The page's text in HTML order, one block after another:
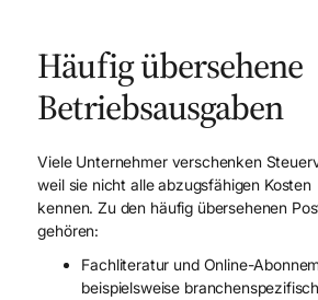
Häufig übersehene
Betriebsausgaben
Viele Unternehmer verschenken
weil sie nicht alle abzugsfähigen Kosten
kennen. Zu den häufig übersehenen
gehören:
Fachliteratur und Online-
beispielsweise